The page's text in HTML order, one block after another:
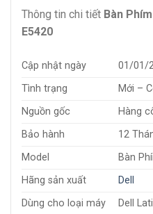
Thông tin chi tiết Bàn
E5420
Cập nhật ngày
01/01/
Tình trạng
Mới –
Nguồn gốc
Hàng
Bảo hành
12
Model
Bàn
Hãng sản xuất
Dell
Dùng cho loại máy
Dell